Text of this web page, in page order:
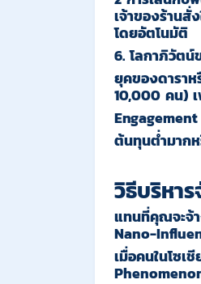
เจ้าของร้าน
โดยอัตโนมัติ
6. โลกาภิวัต
ยุคของดารา
10,000 คน)
Engagement
ต้นทุนต่ำมาก
วิธีบริหา
แทนที่คุณจะจ้
Nano-
เมื่อคนในโซเ